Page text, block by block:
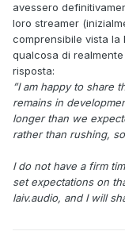
avessero
loro streamer
comprensibile vista
qualcosa di
risposta:
”I am happy to share
remains in
longer than we
rather than rushing,
I do not have a firm
set expectations on
laiv.audio, and I will